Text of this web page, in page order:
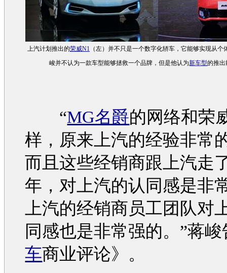
上汽计划推出的荣威N1 （左）并不只是一个数字化轿车，它能够实现从
峻并不认为一款车型能够拯救一个品牌，但是他认为新车型的推
“MG名爵的网络和荣
样，原来上汽的经验非常
而且这些经销商跟上汽走
年，对上汽的认同感是非
上汽的经销商员工团队对
同感也是非常强的。”蒋
车商业评论》。